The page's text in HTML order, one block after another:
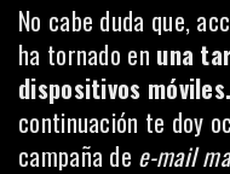
No cabe duda que,
ha tornado en una
dispositivos móviles.
continuación te doy
campaña de e-mail